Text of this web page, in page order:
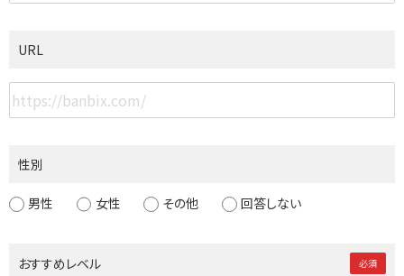
URL
性別
男性 女性 その他 回答しない
おすすめレベル 必須